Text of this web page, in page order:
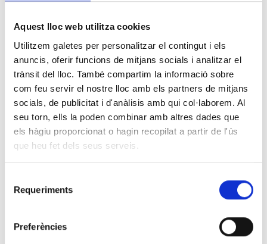
Aquest lloc web utilitza cookies
Utilitzem galetes per personalitzar el contingut i els
anuncis, oferir funcions de mitjans socials i analitzar el
trànsit del lloc. També compartim la informació sobre
com feu servir el nostre lloc amb els partners de mitjans
socials, de publicitat i d'anàlisis amb qui col·laborem. Al
seu torn, ells la poden combinar amb altres dades que
els hàgiu proporcionat o hagin recopilat a partir de l'ús
que heu fet dels seus serveis.
Requeriments
Preferències
Compartimos con vosotros la entrevista que hemos
hecho a nuestro gerente,
quien en